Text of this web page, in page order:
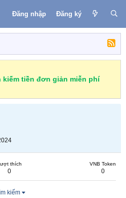
Đăng nhập Đăng ký
kiếm tiền đơn giản miễn phí
thích
0
VNB Token
0
kiếm